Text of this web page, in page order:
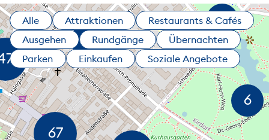
Alle Attraktionen
Restaurants & Cafés
Ausgehen
Rundgänge
Übernachten
Parken
Einkaufen Soziale Angebote